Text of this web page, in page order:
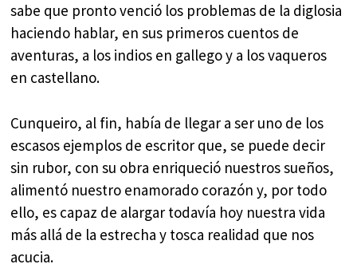
sabe que pronto venció los problemas de la diglosia
haciendo hablar, en sus primeros cuentos de
aventuras, a los indios en gallego y a los vaqueros
en castellano.
Cunqueiro, al fin, había de llegar a ser uno de los
escasos ejemplos de escritor que, se puede decir
sin rubor, con su obra enriqueció nuestros sueños,
alimentó nuestro enamorado corazón y, por todo
ello, es capaz de alargar todavía hoy nuestra vida
más allá de la estrecha y tosca realidad que nos
acucia.